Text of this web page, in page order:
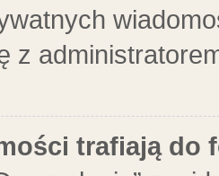
z
trafiają do